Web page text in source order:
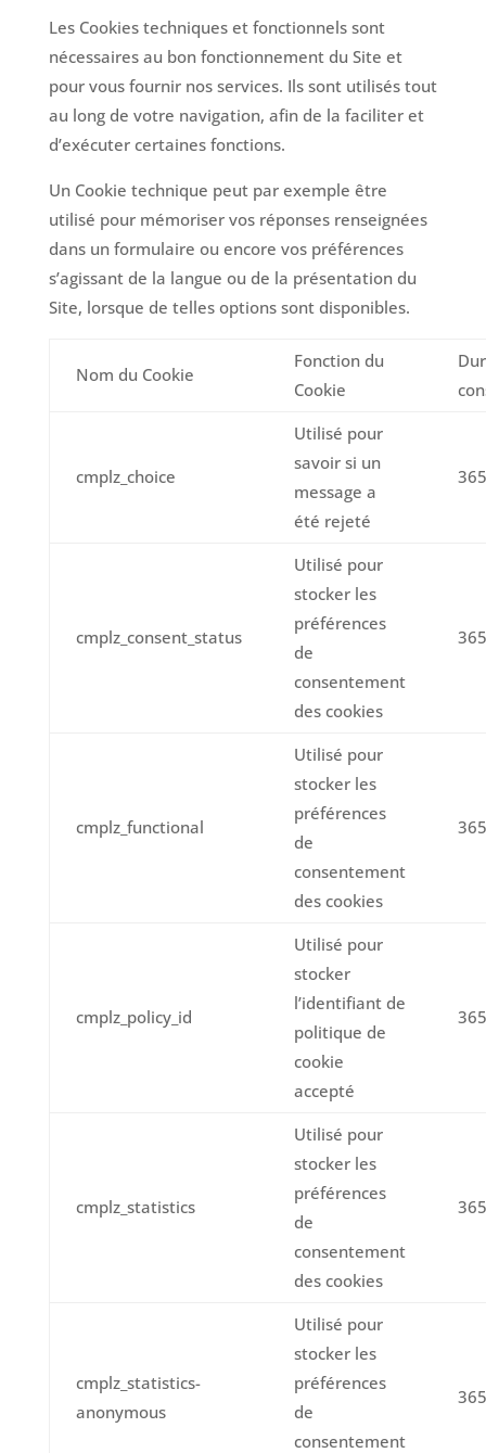
Les Cookies techniques et fonctionnels sont
nécessaires au bon fonctionnement du Site et
pour vous fournir nos services. Ils sont utilisés tout
au long de votre navigation, afin de la faciliter et
d’exécuter certaines fonctions.
Un Cookie technique peut par exemple être
utilisé pour mémoriser vos réponses renseignées
dans un formulaire ou encore vos préférences
s’agissant de la langue ou de la présentation du
Site, lorsque de telles options sont disponibles.
Nom du Cookie
Fonction du
Cookie
cmplz_choice
Utilisé pour
savoir si un
message a
été rejeté
cmplz_consent_status
Utilisé pour
stocker les
préférences
de
consentement
des cookies
cmplz_functional
Utilisé pour
stocker les
préférences
de
consentement
des cookies
cmplz_policy_id
Utilisé pour
stocker
l’identifiant de
politique de
cookie
accepté
cmplz_statistics
Utilisé pour
stocker les
préférences
de
consentement
des cookies
cmplz_statistics-
anonymous
Utilisé pour
stocker les
préférences
de
consentement